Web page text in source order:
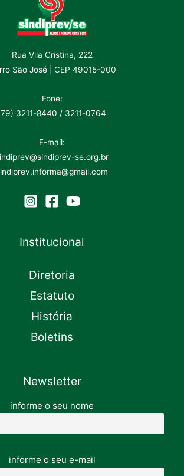
Rua Vila Cristina, 222
São José | CEP 49015-000
Fone:
3211-8440 / 3211-0764
E-mail:
se.org.br
Institucional
Diretoria
Estatuto
História
Boletins
Newsletter
informe o seu nome
informe o seu e-mail